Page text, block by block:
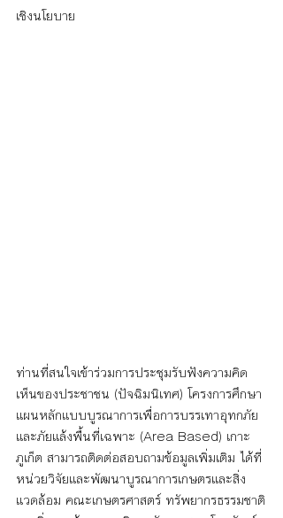
เชิงนโยบาย
ท่านที่สนใจเข้าร่วมการประชุมรับฟังความคิด
เห็นของประชาชน (ปัจฉิมนิเทศ) โครงการศึกษา
แผนหลักแบบบูรณาการเพื่อการบรรเทาอุทกภัย
และภัยแล้งพื้นที่เฉพาะ (Area Based) เกาะ
ภูเก็ต สามารถติดต่อสอบถามข้อมูลเพิ่มเติม ได้ที่
หน่วยวิจัยและพัฒนาบูรณาการเกษตรและสิ่ง
แวดล้อม คณะเกษตรศาสตร์ ทรัพยากรธรรมชาติ